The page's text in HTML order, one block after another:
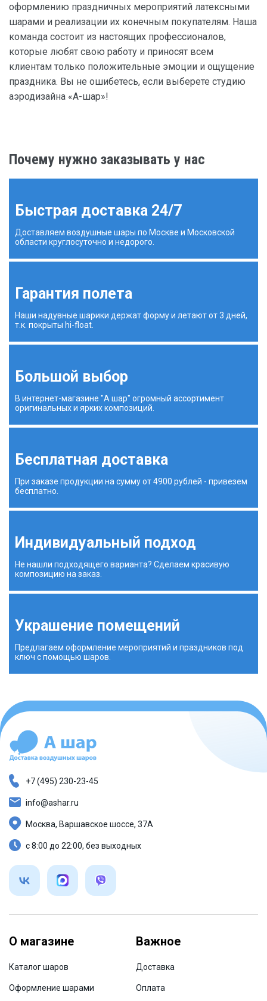
оформлению праздничных мероприятий латексными
шарами и реализации их конечным покупателям. Наша
команда состоит из настоящих профессионалов,
которые любят свою работу и приносят всем
клиентам только положительные эмоции и ощущение
праздника. Вы не ошибетесь, если выберете студию
аэродизайна «А-шар»!
Почему нужно заказывать у нас
Быстрая доставка 24/7
Доставляем воздушные шары по Москве и Московской
области круглосуточно и недорого.
Гарантия полета
Наши надувные шарики держат форму и летают от 3 дней,
т.к. покрыты hi-float.
Большой выбор
В интернет-магазине "А шар" огромный ассортимент
оригинальных и ярких композиций.
Бесплатная доставка
При заказе продукции на сумму от 4900 рублей - привезем
бесплатно.
Индивидуальный подход
Не нашли подходящего варианта? Сделаем красивую
композицию на заказ.
Украшение помещений
Предлагаем оформление мероприятий и праздников под
ключ с помощью шаров.
О магазине
Каталог шаров
Оформление шарами
Важное
Доставка
Оплата
+7 (495) 230-23-45
info@ashar.ru
Москва, Варшавское шоссе, 37А
с 8:00 до 22:00, без выходных